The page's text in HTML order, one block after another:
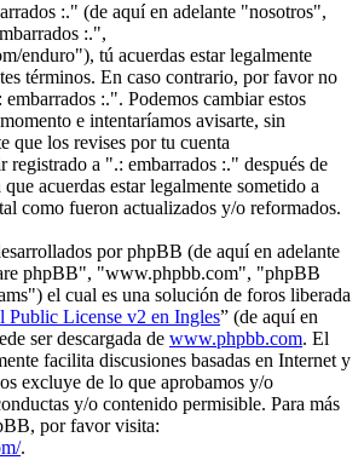
:." (de aquí en adelante "nosotros",
:.",
enduro"), tú acuerdas estar legalmente
términos. En caso contrario, por favor no
:.". Podemos cambiar estos
e intentaríamos avisarte, sin
que los revises por tu cuenta
registrado a ".: embarrados :." después de
acuerdas estar legalmente sometido a
como fueron actualizados y/o reformados.
por phpBB (de aquí en adelante
phpBB", "www.phpbb.com", "phpBB
el cual es una solución de foros liberada
Public License v2 en Ingles” (de aquí en
ser descargada de www.phpbb.com. El
facilita discusiones basadas en Internet y
excluye de lo que aprobamos y/o
y/o contenido permisible. Para más
por favor visita:
.